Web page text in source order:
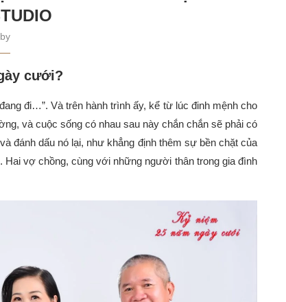
cưới?
đi…”. Và trên hành trình ấy, kể từ lúc đinh mệnh cho
và cuộc sống có nhau sau này chắn chắn sẽ phải có
đánh dấu nó lại, như khẳng định thêm sự bền chặt của
vợ chồng, cùng với những người thân trong gia đình